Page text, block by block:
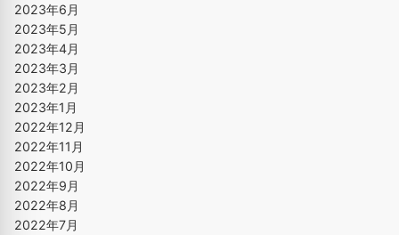
2023年6月
2023年5月
2023年4月
2023年3月
2023年2月
2023年1月
2022年12月
2022年11月
2022年10月
2022年9月
2022年8月
2022年7月